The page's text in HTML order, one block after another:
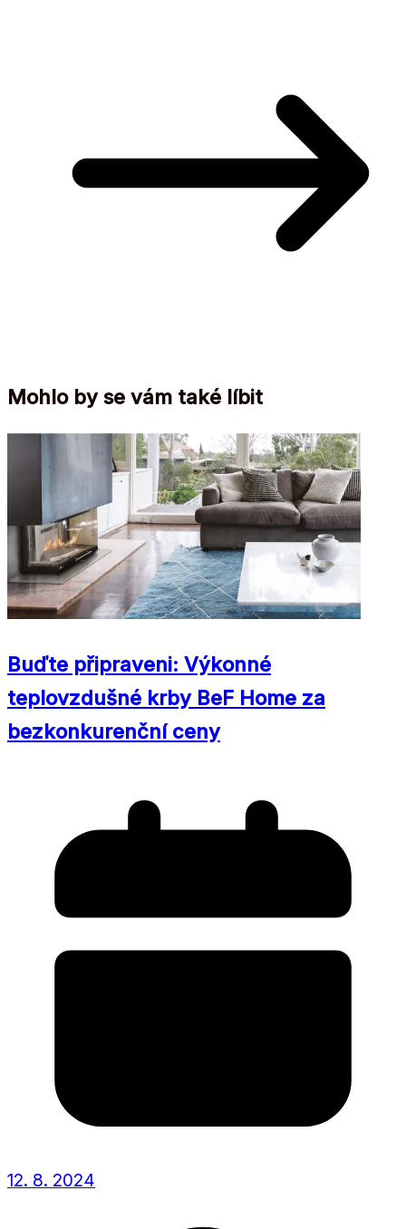
Mohlo by se vám také líbit
Buďte připraveni: Výkonné
teplovzdušné krby BeF Home za
bezkonkurenční ceny
12. 8. 2024